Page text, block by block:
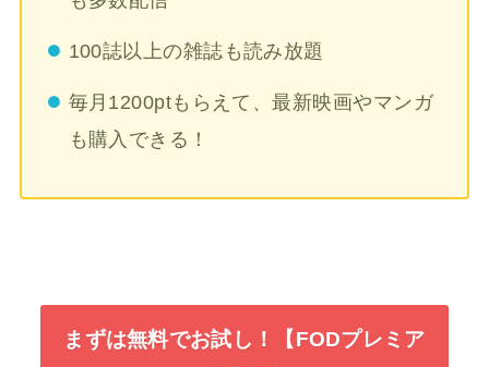
100誌以上の雑誌も読み放題
毎月1200ptもらえて、最新映画やマンガ
も購入できる！
まずは無料でお試し！【FODプレミア